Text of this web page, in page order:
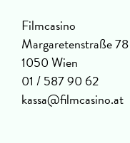
Filmcasino
Margaretenstraße 78
1050 Wien
01 / 587 90 62
kassa@filmcasino.at